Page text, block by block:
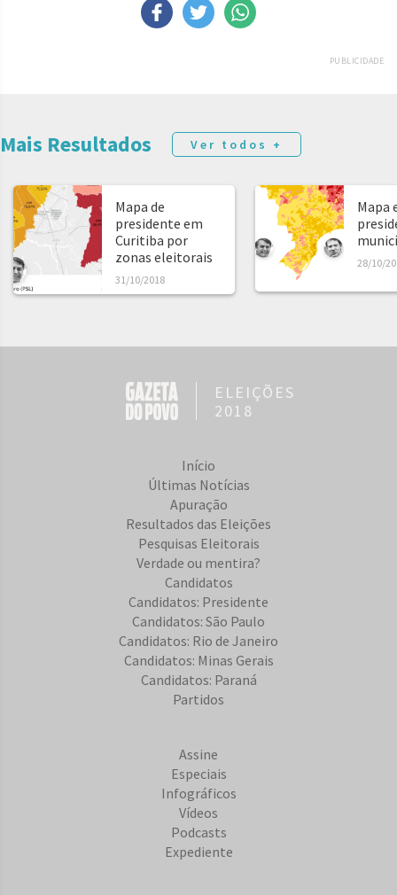
PUBLICIDADE
Mais Resultados Ver todos +
Mapa de
presidente em
Curitiba por
zonas eleitorais
31/10/2018
Mapa
28/10/
ELEIÇÕES
2018
Início
Últimas Notícias
Apuração
Resultados das Eleições
Pesquisas Eleitorais
Verdade ou mentira?
Candidatos
Candidatos: Presidente
Candidatos: São Paulo
Candidatos: Rio de Janeiro
Candidatos: Minas Gerais
Candidatos: Paraná
Partidos
Assine
Especiais
Infográficos
Vídeos
Podcasts
Expediente